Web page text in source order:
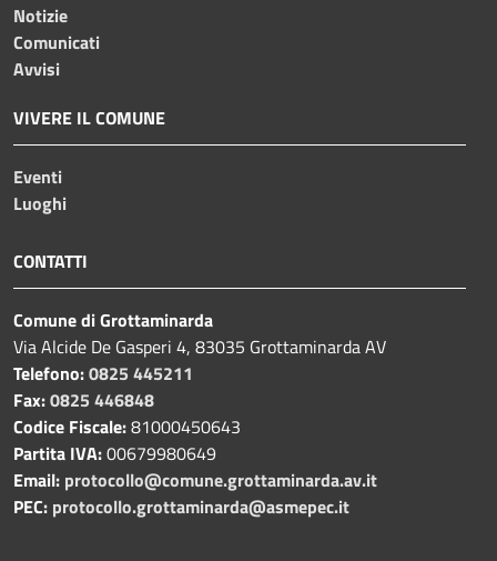
Notizie
Comunicati
Avvisi
VIVERE IL COMUNE
Eventi
Luoghi
CONTATTI
Comune di Grottaminarda
Via Alcide De Gasperi 4, 83035 Grottaminarda AV
Telefono:0825 445211
Fax:0825 446848
Codice Fiscale:81000450643
Partita IVA:00679980649
Email: protocollo@comune.grottaminarda.av.it
PEC: protocollo.grottaminarda@asmepec.it